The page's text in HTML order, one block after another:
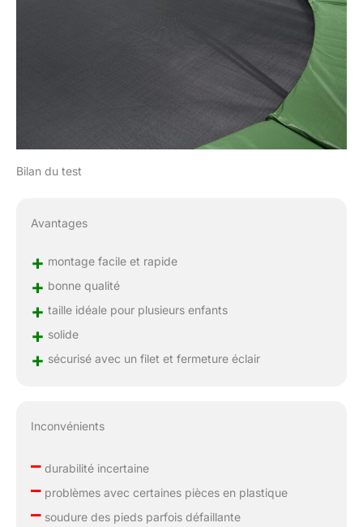
Bilan du test
Avantages
+ montage facile et rapide
+ bonne qualité
+ taille idéale pour plusieurs enfants
+ solide
+ sécurisé avec un filet et fermeture éclair
Inconvénients
–durabilité incertaine
–problèmes avec certaines pièces en plastique
–soudure des pieds parfois défaillante